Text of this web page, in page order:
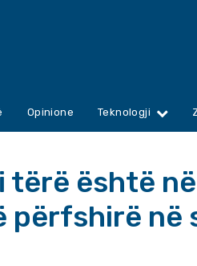
Opinione Teknologji
tërë është
përfshirë në